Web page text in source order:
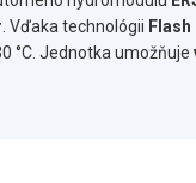
. Vďaka technológii
°C. Jednotka umožňuje